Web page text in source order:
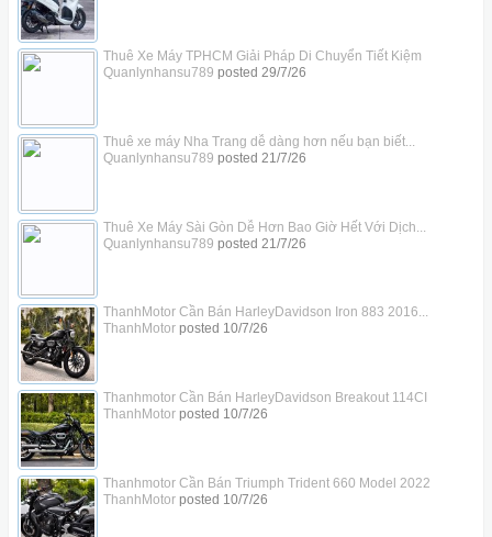
Thuê Xe Máy TPHCM Giải Pháp Di Chuyển Tiết Kiệm
Quanlynhansu789 posted 29/7/26
Thuê xe máy Nha Trang dễ dàng hơn nếu bạn biết...
Quanlynhansu789 posted 21/7/26
Thuê Xe Máy Sài Gòn Dễ Hơn Bao Giờ Hết Với Dịch...
Quanlynhansu789 posted 21/7/26
ThanhMotor Cần Bán HarleyDavidson Iron 883 2016...
ThanhMotorposted 10/7/26
Thanhmotor Cần Bán HarleyDavidson Breakout 114CI
ThanhMotorposted 10/7/26
Thanhmotor Cần Bán Triumph Trident 660 Model 2022
ThanhMotorposted 10/7/26